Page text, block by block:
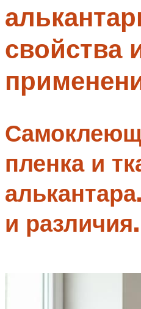
Меню
свойства
пленка и
и различия.